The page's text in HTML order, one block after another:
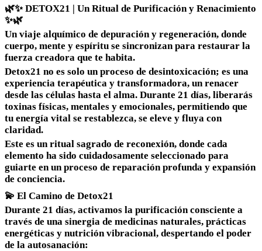
🌿✨ DETOX21 | Un Ritual de Purificación y Renacimiento
✨🌿
Un viaje alquímico de depuración y regeneración, donde
cuerpo, mente y espíritu se sincronizan para restaurar la
fuerza creadora que te habita.
Detox21 no es solo un proceso de desintoxicación; es una
experiencia terapéutica y transformadora, un renacer
desde las células hasta el alma. Durante 21 días, liberarás
toxinas físicas, mentales y emocionales, permitiendo que
tu energía vital se restablezca, se eleve y fluya con
claridad.
Este es un ritual sagrado de reconexión, donde cada
elemento ha sido cuidadosamente seleccionado para
guiarte en un proceso de reparación profunda y expansión
de conciencia.
💫 El Camino de Detox21
Durante 21 días, activamos la purificación consciente a
través de una sinergia de medicinas naturales, prácticas
energéticas y nutrición vibracional, despertando el poder
de la autosanación: